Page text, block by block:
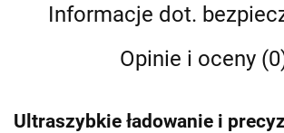
Informacje dot.
Opinie i oceny
Ultraszybkie ładowanie i